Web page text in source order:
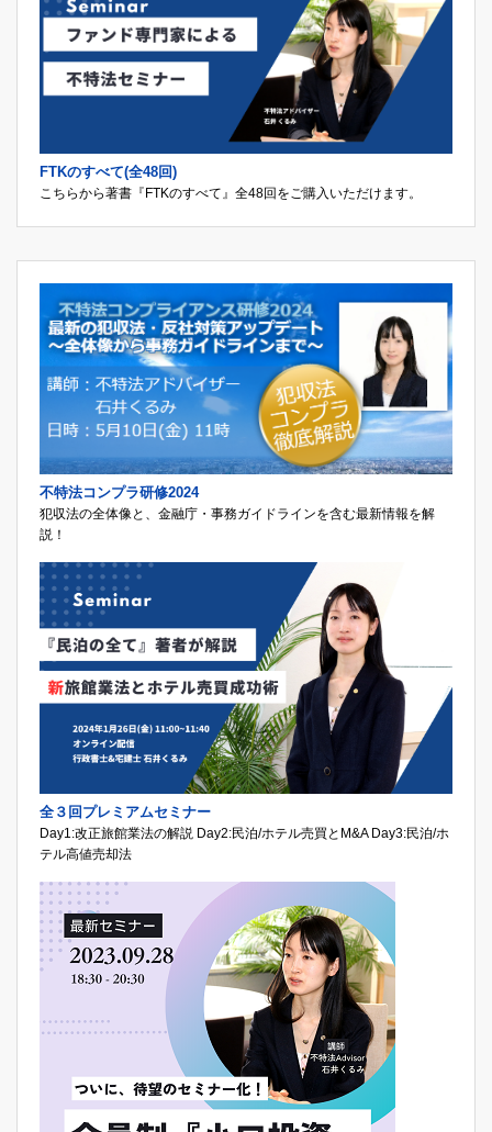
FTKのすべて(全48回)
こちらから著書『FTKのすべて』全48回をご購入いただけます。
不特法コンプラ研修2024
犯収法の全体像と、金融庁・事務ガイドラインを含む最新情報を解
説！
全３回プレミアムセミナー
Day1:改正旅館業法の解説 Day2:民泊/ホテル売買とM&A Day3:民泊/ホ
テル高値売却法